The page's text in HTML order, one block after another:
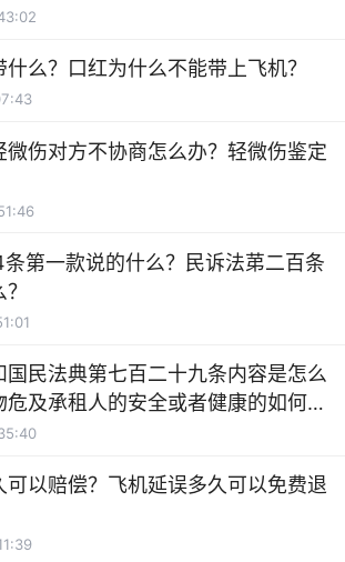
么？口红为什么不能带上飞机？
微伤对方不协商怎么办？轻微伤鉴定
第一款说的什么？民诉法苐二百条
国民法典第七百二十九条内容是怎么
危及承租人的安全或者健康的如何赔
可以赔偿？飞机延误多久可以免费退